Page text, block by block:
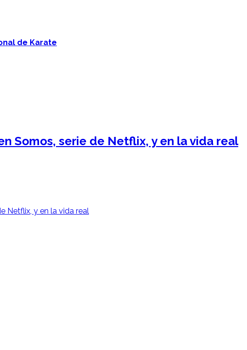
de Karate
Somos, serie de Netflix, y en la vida real